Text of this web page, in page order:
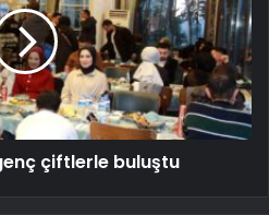
çiftlerle buluştu